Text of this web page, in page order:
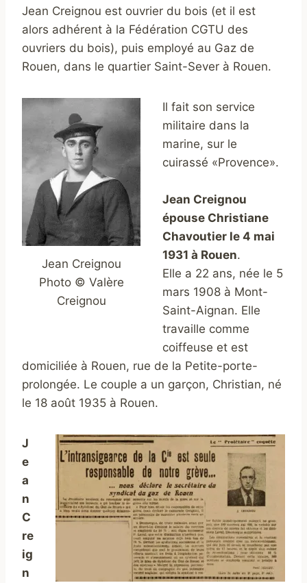
Jean Creignou est ouvrier du bois (et il est
alors adhérent à la Fédération CGTU des
ouvriers du bois), puis employé au Gaz de
Rouen, dans le quartier Saint-Sever à Rouen.
Jean Creignou
Photo © Valère
Creignou
Il fait son service
militaire dans la
marine, sur le
cuirassé «Provence».
Jean Creignou
épouse Christiane
Chavoutier le 4 mai
1931 à Rouen.
Elle a 22 ans, née le 5
mars 1908 à Mont-
Saint-Aignan. Elle
travaille comme
coiffeuse et est
domiciliée à Rouen, rue de la Petite-porte-
prolongée. Le couple a un garçon, Christian, né
le 18 août 1935 à Rouen.
J
e
a
n
C
re
ig
n